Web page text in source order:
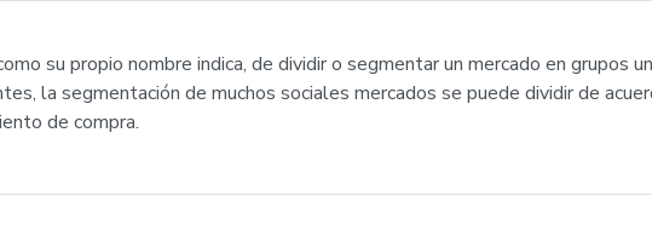
su propio nombre indica, de dividir o segmentar un mercado en grupos
la segmentación de muchos sociales mercados se puede dividir de
de compra.